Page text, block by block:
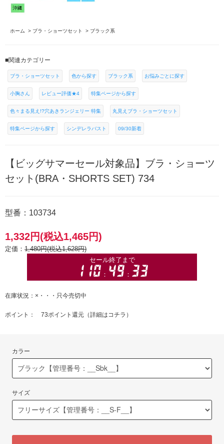
ホーム > ブラ・ショーツセット > ブラック系
■関連カテゴリー
ブラ・ショーツセット 色から探す ブラック系 お悩みごとに探す
小胸さん レビュー評価★4 特集ページから探す
色々まる見え!?穴あきランジェリー 特集 丸見えブラ・ショーツセット
特集ページから探す シンデレラバスト 09/30新着
【ビッグサマーセール対象品】ブラ・ショーツ
セット(BRA・SHORTS SET) 734
型番：103734
1,332円(税込1,465円)
定価： 1,480円(税込1,628円)
在庫状況：×・・・只今売切中
ポイント： 73ポイント還元（詳細はコチラ ）
カラー
サイズ